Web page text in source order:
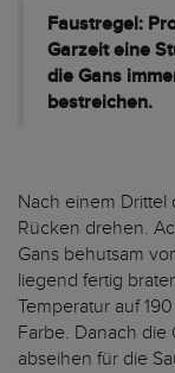
Faustregel:
Garzeit eine
die Gans
bestreichen.
Nach einem Drittel
Rücken drehen.
Gans behutsam
liegend fertig
Temperatur auf
Farbe. Danach die
abseihen für die